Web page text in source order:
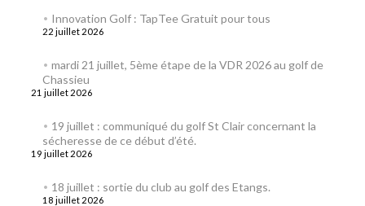
Innovation Golf : TapTee Gratuit pour tous
22 juillet 2026
mardi 21 juillet, 5ème étape de la VDR 2026 au golf de
Chassieu
21 juillet 2026
19 juillet : communiqué du golf St Clair concernant la
sécheresse de ce début d’été.
19 juillet 2026
18 juillet : sortie du club au golf des Etangs.
18 juillet 2026